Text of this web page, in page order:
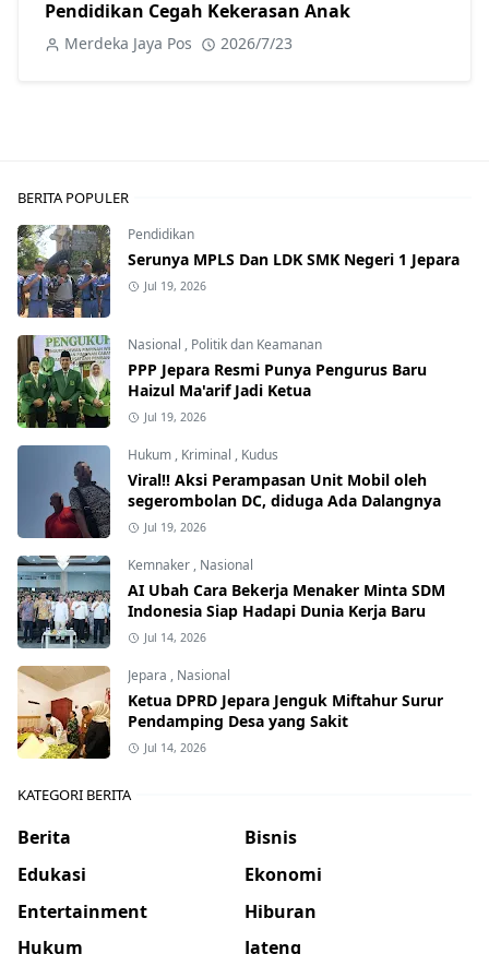
Pendidikan Cegah Kekerasan Anak
Merdeka Jaya Pos 2026/7/23
BERITA POPULER
Pendidikan
Serunya MPLS Dan LDK SMK Negeri 1 Jepara
Jul 19, 2026
Nasional , Politik dan Keamanan
PPP Jepara Resmi Punya Pengurus Baru
Haizul Ma'arif Jadi Ketua
Jul 19, 2026
Hukum, Kriminal , Kudus
Viral!! Aksi Perampasan Unit Mobil oleh
segerombolan DC, diduga Ada Dalangnya
Jul 19, 2026
Kemnaker, Nasional
AI Ubah Cara Bekerja Menaker Minta SDM
Indonesia Siap Hadapi Dunia Kerja Baru
Jul 14, 2026
Jepara , Nasional
Ketua DPRD Jepara Jenguk Miftahur Surur
Pendamping Desa yang Sakit
Jul 14, 2026
KATEGORI BERITA
Berita
Bisnis
Edukasi
Ekonomi
Entertainment
Hiburan
Hukum
Jateng